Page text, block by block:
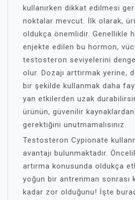
kullanırken dikkat edilmesi
noktalar mevcut. İlk olarak,
oldukça önemlidir. Genellikle
enjekte edilen bu hormon,
testosteron seviyelerini
olur. Dozajı arttırmak yerine,
bir şekilde kullanmak daha
yan etkilerden uzak
ürünün, güvenilir
gerektiğini unutmamalısınız.
Testosteron Cypionate
avantajı bulunmaktadır.
artırma konusunda oldukça
yoğun bir antrenman sonrası
kadar zor olduğunu! İşte